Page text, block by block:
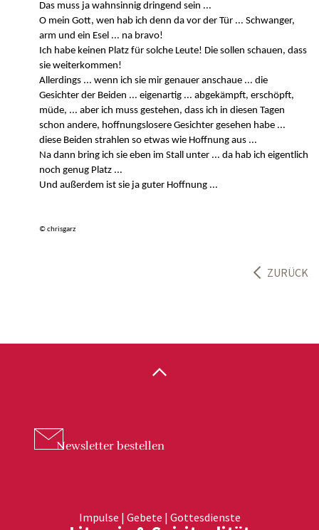
Das muss ja wahnsinnig dringend sein ...
O mein Gott, wen hab ich denn da vor der Tür ... Schwanger,
arm und ein Esel ... na bravo!
Ich habe keinen Platz für solche Leute! Die sollen schauen, dass
sie weiterkommen!
Allerdings ... wenn ich sie mir genauer anschaue ... die
Gesichter der Beiden ... eigenartig ... abgekämpft, erschöpft,
müde, ... aber ich muss gestehen, dass ich in diesen Tagen
schon andere, hoffnungslosere Gesichter gesehen habe ...
diese Beiden strahlen so etwas wie Hoffnung aus ...
Na dann bring ich sie eben im Stall unter ... da hab ich eigentlich
noch genug Platz ...
Und außerdem ist sie ja guter Hoffnung ...
© chrisgarz
ZURÜCK
Newsletter bestellen
Impulse | Gebete | Gottesdienste